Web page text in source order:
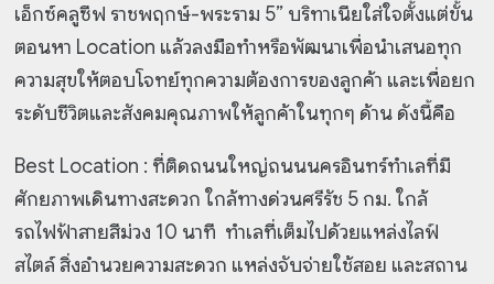
เอ็กซ์คลูซีฟ ราชพฤกษ์-พระราม 5” บริทาเนียใส่ใจตั้งแต่ขั้น
ตอนหา Location แล้วลงมือทำหรือพัฒนาเพื่อนำเสนอทุก
ความสุขให้ตอบโจทย์ทุกความต้องการของลูกค้า และเพื่อยก
ระดับชีวิตและสังคมคุณภาพให้ลูกค้าในทุกๆ ด้าน ดังนี้คือ
Best Location : ที่ติดถนนใหญ่ถนนนครอินทร์ทำเลที่มี
ศักยภาพเดินทางสะดวก ใกล้ทางด่วนศรีรัช 5 กม. ใกล้
รถไฟฟ้าสายสีม่วง 10 นาที ทำเลที่เต็มไปด้วยแหล่งไลฟ์
สไตล์ สิ่งอำนวยความสะดวก แหล่งจับจ่ายใช้สอย และสถาน